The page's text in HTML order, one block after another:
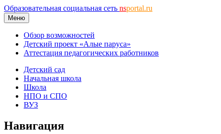
Образовательная социальная сеть nsportal.ru
Меню
Обзор возможностей
Детский проект «Алые паруса»
Аттестация педагогических работников
Детский сад
Начальная школа
Школа
НПО и СПО
ВУЗ
Навигация